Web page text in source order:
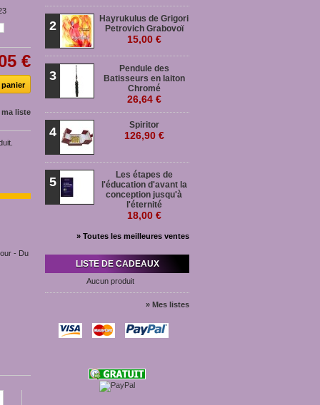
€
liste
- Du
2
Hayrukulus de Grigori
Petrovich Grabovoï
15,00 €
3
Pendule des
Batisseurs en laiton
Chromé
26,64 €
4 Spiritor
126,90 €
5
Les étapes de
l'éducation d'avant la
conception jusqu'à
l'éternité
18,00 €
» Toutes les meilleures ventes
LISTE DE CADEAUX
Aucun produit
» Mes listes